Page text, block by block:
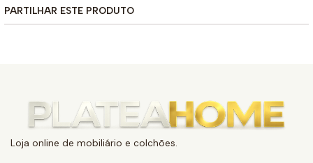
PARTILHAR ESTE PRODUTO
Loja online de mobiliário e colchões.